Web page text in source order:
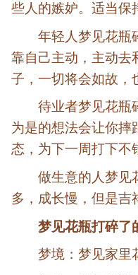
些人的嫉妒。适当保
年轻人梦见花瓶
靠自己主动，主动去
子，一切将会如故，
待业者梦见花瓶
为是的想法会让你摔
态，为下一周打下不
做生意的人梦见
多，成长慢，但是吉
梦见花瓶打碎了
梦境：梦见家里